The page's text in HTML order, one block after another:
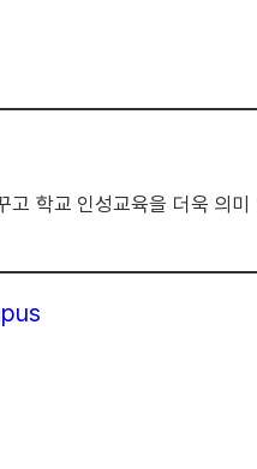
고 학교 인성교육을 더욱 의미